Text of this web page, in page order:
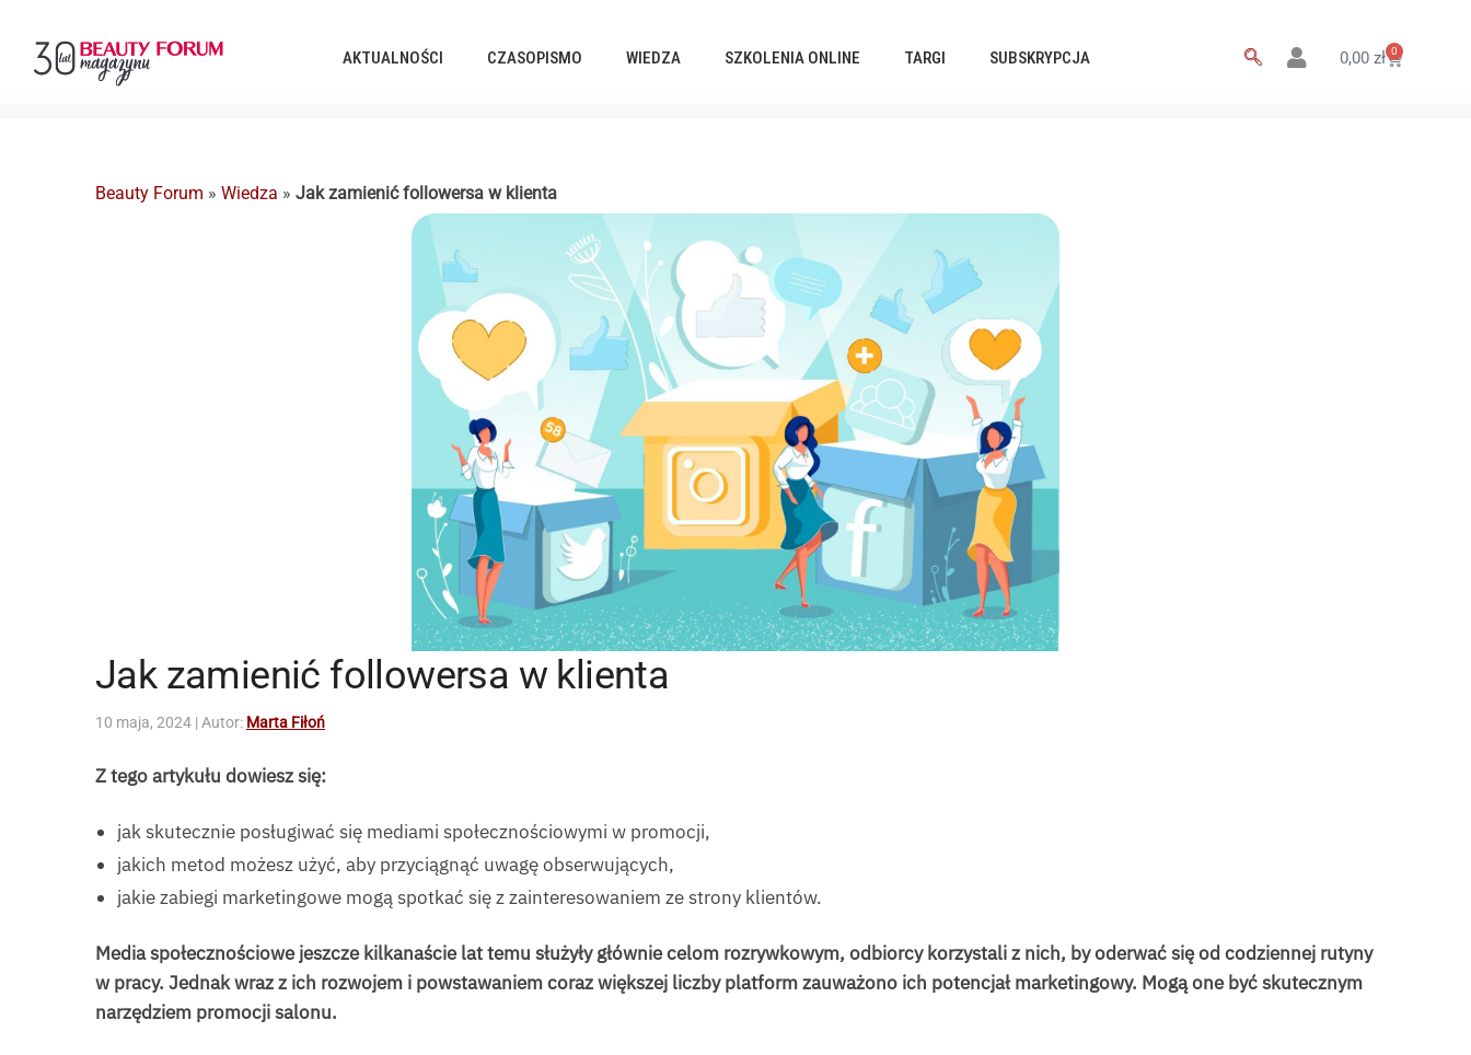
AKTUALNOŚCI CZASOPISMO WIEDZA SZKOLENIA ONLINE TARGI SUBSKRYPCJA 0,00 zł 0
Beauty Forum » Wiedza » Jak zamienić followersa w klienta
Jak zamienić followersa w klienta
10 maja, 2024 | Autor: Marta Fiłoń
Z tego artykułu dowiesz się:
jak skutecznie posługiwać się mediami społecznościowymi w promocji,
jakich metod możesz użyć, aby przyciągnąć uwagę obserwujących,
jakie zabiegi marketingowe mogą spotkać się z zainteresowaniem ze strony klientów.
Media społecznościowe jeszcze kilkanaście lat temu służyły głównie celom rozrywkowym, odbiorcy korzystali z nich, by oderwać się od codziennej rutyny
w pracy. Jednak wraz z ich rozwojem i powstawaniem coraz większej liczby platform zauważono ich potencjał marketingowy. Mogą one być skutecznym
narzędziem promocji salonu.